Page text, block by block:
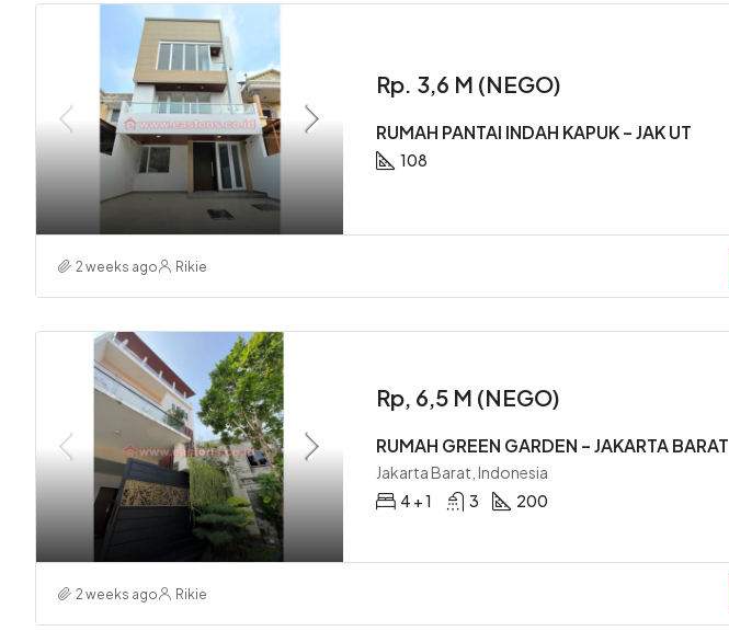
Rp. 3,6 M (NEGO)
RUMAH PANTAI INDAH KAPUK – JAK UT
108
2 weeks ago Rikie
Rp, 6,5 M (NEGO)
RUMAH GREEN GARDEN – JAKARTA BARAT
Jakarta Barat, Indonesia
4 + 1
3 200
2 weeks ago Rikie